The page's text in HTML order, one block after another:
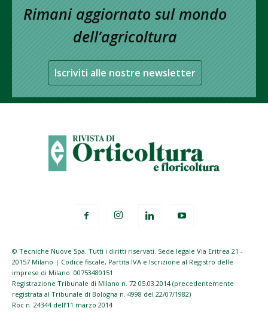
Rimani aggiornato sul mondo
dell’agricoltura
Iscriviti alle nostre newsletter
© Tecniche Nuove Spa. Tutti i diritti riservati. Sede legale Via Eritrea 21 -
20157 Milano | Codice fiscale, Partita IVA e Iscrizione al Registro delle
imprese di Milano: 00753480151
Registrazione Tribunale di Milano n. 72 05.03.2014 (precedentemente
registrata al Tribunale di Bologna n. 4998 del 22/07/1982)
Roc n. 24344 dell’11 marzo 2014